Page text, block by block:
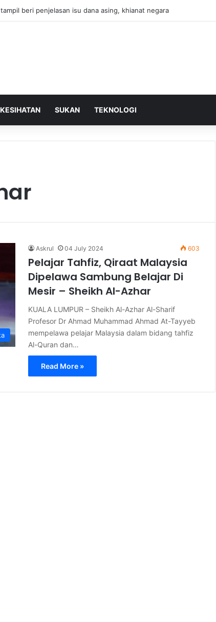
beri penjelasan isu dana asing, khianat negara
KESIHATAN SUKAN TEKNOLOGI
Askrul 04 July 2024 603
Pelajar Tahfiz, Qiraat Malaysia
Dipelawa Sambung Belajar Di
Mesir – Sheikh Al-Azhar
KUALA LUMPUR – Sheikh Al-Azhar Al-Sharif
Profesor Dr Ahmad Muhammad Ahmad At-Tayyeb
mempelawa pelajar Malaysia dalam bidang tahfiz
Al-Quran dan…
Read More »